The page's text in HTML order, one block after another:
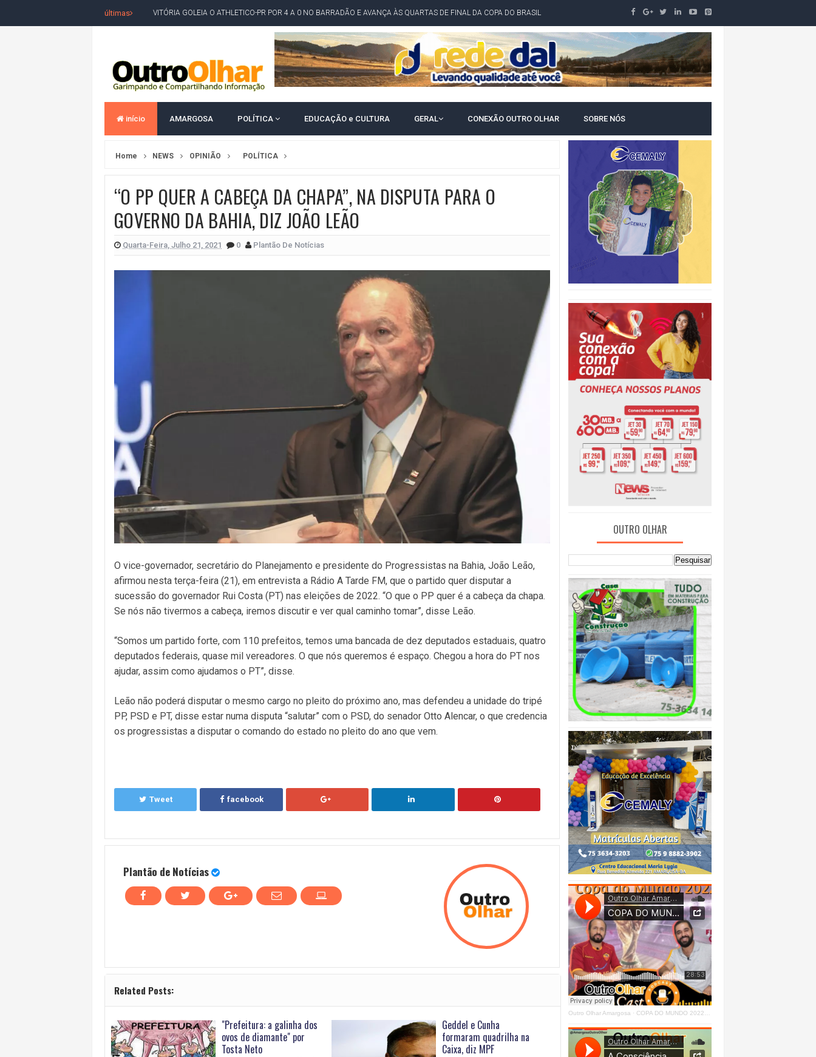
últimas VITÓRIA GOLEIA O ATHLETICO-PR POR 4 A 0 NO BARRADÃO E AVANÇA ÀS QUARTAS DE FINAL DA COPA DO BRASIL
BAHIA TEM PIOR DESEMPENHO DO NORDESTE NO ENSINO MÉDIO E LANTERNA NACIONAL NO ENSINO FUNDAMENTAL
MILEI CHAMA LULA DE "LADRÃO E CORRUPTO" E ELEVA TENSÃO DIPLOMÁTICA ENTRE BRASIL E ARGENTINA
ACM NETO LIDERA EM TODOS OS CENÁRIOS DA NOVA PESQUISA PARANÁ PARA O GOVERNO DA BAHIA
CONVENÇÃO DO PT MARCA INÍCIO DA CAMPANHA DE JERÔNIMO COM DISCURSO MODERADO DE LULA
CAMPEONATO DE 'GRAU' TERMINA COM HOMEM MORTO A TIROS EM SALVADOR
VÍTIMA DE HOMICÍDIO EM SALVADOR, LORAN PRAZERES FOI MORADOR DE AMARGOSA E ESTUDANTE DA UFRB
5. DEUS, SENHOR DO TEMPO E DA INFINITA MISERICÓRDIA
ACM NETO ABRE VANTAGEM NUMÉRICA SOBRE JERÔNIMO, MAS CENÁRIO SEGUE INDEFINIDO
MORADOR DENUNCIA OBSTÁCULOS EM CALÇADAS E COBRA MAIS ACESSIBILIDADE EM AMARGOSA
BAHIA TEM 23 CIDADES COM MAIS ELEITORES DO QUE HABITANTES; MUNIZ FERREIRA ESTÁ ENTRE ELAS
VAN ESCOLAR CAI EM RIO, MAS TODAS AS CRIANÇAS RECEBEM ALTA E PASSAM BEM APÓS ACIDENTE EM VARZEDO
LULA E FLÁVIO BOLSONARO EMPATAM TECNICAMENTE NO 2º TURNO, DIZ PESQUISA
BAHIA E CORINTHIANS EMPATAM EM JOGO PEGADO NA ARENA FONTE NOVA
NO CENTRO DE AMARGOSA, JUSTIÇA ELEITORAL REALIZA SIMULAÇÃO DE VOTAÇÃO
início AMARGOSA POLÍTICA EDUCAÇÃO e CULTURA GERAL CONEXÃO OUTRO OLHAR SOBRE NÓS
Home NEWS OPINIÃO POLÍTICA
“O PP QUER A CABEÇA DA CHAPA”, NA DISPUTA PARA O
GOVERNO DA BAHIA, DIZ JOÃO LEÃO
Quarta-Feira, Julho 21, 2021 0 Plantão De Notícias
O vice-governador, secretário do Planejamento e presidente do Progressistas na Bahia, João Leão,
afirmou nesta terça-feira (21), em entrevista a Rádio A Tarde FM, que o partido quer disputar a
sucessão do governador Rui Costa (PT) nas eleições de 2022. “O que o PP quer é a cabeça da chapa.
Se nós não tivermos a cabeça, iremos discutir e ver qual caminho tomar”, disse Leão.
“Somos um partido forte, com 110 prefeitos, temos uma bancada de dez deputados estaduais, quatro
deputados federais, quase mil vereadores. O que nós queremos é espaço. Chegou a hora do PT nos
ajudar, assim como ajudamos o PT”, disse.
Leão não poderá disputar o mesmo cargo no pleito do próximo ano, mas defendeu a unidade do tripé
PP, PSD e PT, disse estar numa disputa “salutar” com o PSD, do senador Otto Alencar, o que credencia
os progressistas a disputar o comando do estado no pleito do ano que vem.
Tweet facebook
Plantão de Notícias
Related Posts:
"Prefeitura: a galinha dos
ovos de diamante" por
Tosta Neto
Geddel e Cunha
formaram quadrilha na
Caixa, diz MPF
OUTRO OLHAR
Outro Olhar Amargosa · COPA DO MUNDO 2022 - OUTRO OLHAR CAST #O1 Right